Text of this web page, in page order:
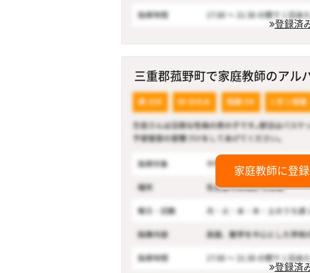
登録済
三重郡菰野町で家庭教師のアル
家庭教師に登
登録済